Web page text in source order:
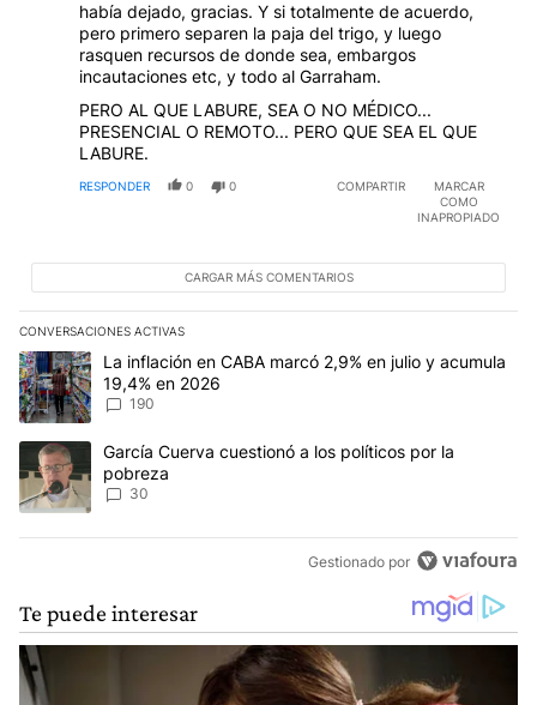
había dejado, gracias. Y si totalmente de acuerdo,
pero primero separen la paja del trigo, y luego
rasquen recursos de donde sea, embargos
incautaciones etc, y todo al Garraham.
PERO AL QUE LABURE, SEA O NO MÉDICO...
PRESENCIAL O REMOTO... PERO QUE SEA EL QUE
LABURE.
RESPONDER 0 0 COMPARTIR
MARCAR
COMO
INAPROPIADO
CARGAR MÁS COMENTARIOS
CONVERSACIONES ACTIVAS
Este listado muestra los artículos con más comentarios en los
Un artículo de tendencia con el título "La inflación en CABA
La inflación en CABA marcó 2,9% en julio y acumula
19,4% en 2026
190
Un artículo de tendencia con el título "García Cuerva cuestionó
García Cuerva cuestionó a los políticos por la
pobreza
30
Gestionado por